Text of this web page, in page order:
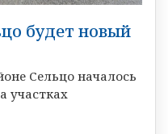
будет новый
Сельцо началось
участках